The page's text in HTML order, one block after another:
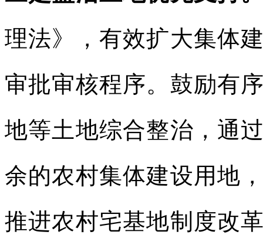
理法》，有效扩大集体
审批审核程序。鼓励有
地等土地综合整治，通
余的农村集体建设用地
推进农村宅基地制度改